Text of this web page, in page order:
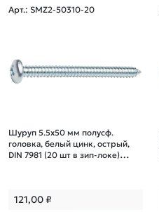
Арт.: SMZ2-50310-20
Шуруп 5.5х50 мм полусф.
головка, белый цинк, острый,
DIN 7981 (20 шт в зип-локе)
121,00₽